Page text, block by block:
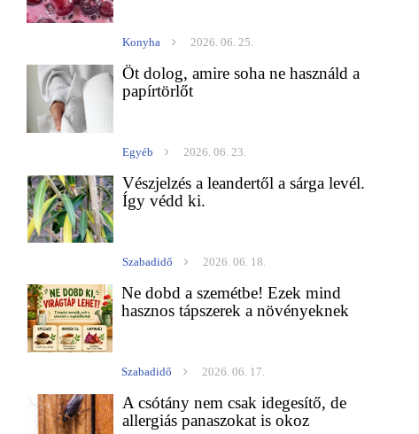
Konyha 2026. 06. 25.
Öt dolog, amire soha ne használd a
papírtörlőt
Egyéb 2026. 06. 23.
Vészjelzés a leandertől a sárga levél.
Így védd ki.
Szabadidő 2026. 06. 18.
Ne dobd a szemétbe! Ezek mind
hasznos tápszerek a növényeknek
Szabadidő 2026. 06. 17.
A csótány nem csak idegesítő, de
allergiás panaszokat is okoz